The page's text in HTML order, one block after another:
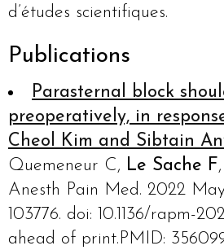
d’études scientifiques.
Publications
Parasternal block
preoperatively, in
Cheol Kim and Sibtain
Quemeneur C, Le Sache F
Anesth Pain Med. 2022
103776. doi: 10.1136/rapm-
ahead of print.PMID: